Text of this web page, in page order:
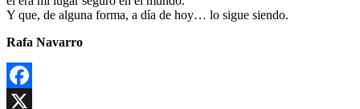
Y que, de alguna forma, a día de hoy… lo sigue siendo.
Rafa Navarro
Facebook